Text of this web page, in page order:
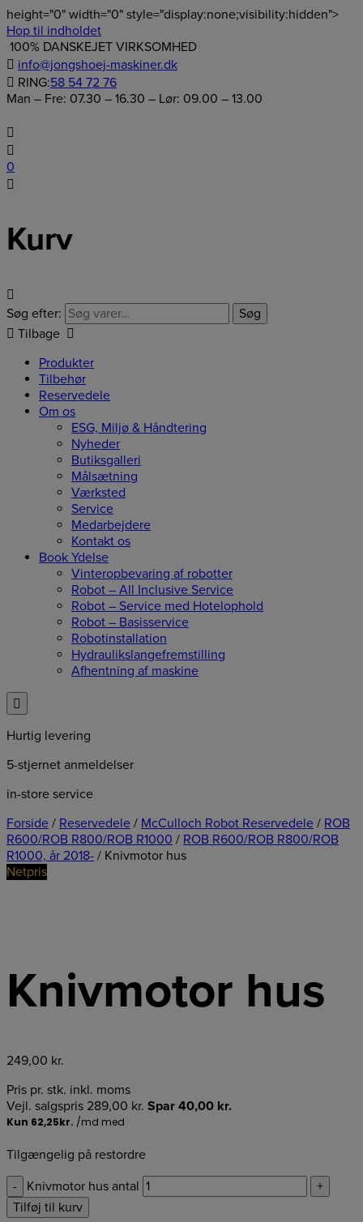
height="0" width="0" style="display:none;visibility:hidden">
Hop til indholdet
100% DANSKEJET VIRKSOMHED
info@jongshoej-maskiner.dk
RING:58 54 72 76
Man – Fre: 07.30 – 16.30 – Lør: 09.00 – 13.00
0
Kurv
Søg efter:
Søg
Tilbage
Produkter
Tilbehør
Reservedele
Om os
ESG, Miljø & Håndtering
Nyheder
Butiksgalleri
Målsætning
Værksted
Service
Medarbejdere
Kontakt os
Book Ydelse
Vinteropbevaring af robotter
Robot – All Inclusive Service
Robot – Service med Hotelophold
Robot – Basisservice
Robotinstallation
Hydraulikslangefremstilling
Afhentning af maskine
Hurtig levering
5-stjernet anmeldelser
in-store service
Forside / Reservedele / McCulloch Robot Reservedele / ROB
R600/ROB R800/ROB R1000 / ROB R600/ROB R800/ROB
R1000, år 2018- / Knivmotor hus
Netpris
Knivmotor hus
249,00 kr.
Pris pr. stk. inkl. moms
Vejl. salgspris 289,00 kr. Spar 40,00 kr.
Tilgængelig på restordre
-
Knivmotor hus antal
+
Tilføj til kurv